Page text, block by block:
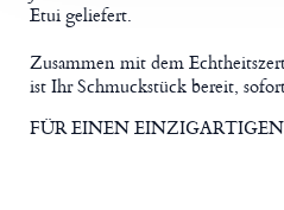
Etui geliefert.
Zusammen mit dem
ist Ihr Schmuckstück bereit,
FÜR EINEN